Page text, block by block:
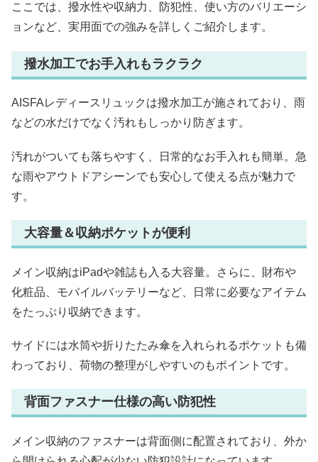
ここでは、撥水性や収納力、防犯性、使い方のバリエーシ
ョンなど、実用面での強みを詳しくご紹介します。
撥水加工でお手入れもラクラク
AISFAレディースリュックは撥水加工が施されており、雨
などの水だけでなく汚れもしっかり防ぎます。
汚れがついても落ちやすく、日常的なお手入れも簡単。急
な雨やアウトドアシーンでも安心して使える点が魅力で
す。
大容量＆収納ポケットが便利
メイン収納はiPadや雑誌も入る大容量。さらに、財布や
化粧品、モバイルバッテリーなど、日常に必要なアイテム
をたっぷり収納できます。
サイドには水筒や折りたたみ傘を入れられるポケットも備
わっており、荷物の整理がしやすいのもポイントです。
背面ファスナー仕様の高い防犯性
メイン収納のファスナーは背面側に配置されており、外か